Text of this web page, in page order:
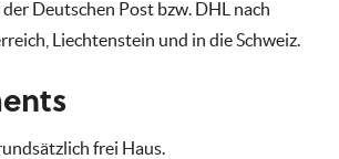
Deutschen Post bzw. DHL nach
Liechtenstein und in die Schweiz.
frei Haus.